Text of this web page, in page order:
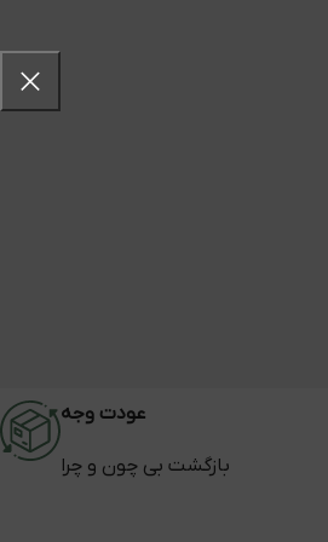
عودت وجه
بازگشت بی چون و چرا